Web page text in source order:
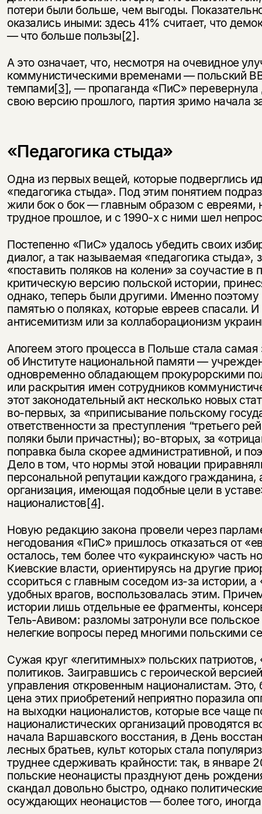
потери были больше, чем выгоды.
оказались иными: здесь 41% считает, что
— что больше пользы[2].
А это означает, что, несмотря на очевидное
коммунистическими временами — польский
темпами[3], — пропаганда «ПиС» перевернула
свою версию прошлого, партия зримо начала
«Педагогика стыда»
Одна из первых вещей, которые подверглись
«педагогика стыда». Под этим понятием
жили бок о бок — главным образом с
трудное прошлое, и с 1990-х с ними шел
Постепенно «ПиС» удалось убедить своих
диалог, а так называемая «педагогика
«поставить поляков на колени» за соучастие
критическую версию польской истории,
однако, теперь были другими. Именно
памятью о поляках, которые евреев спасали.
антисемитизм или за коллаборационизм
Апогеем этого процесса в Польше стала
об Институте национальной памяти —
одновременно обладающем прокурорскими
или раскрытия имен сотрудников
этот законодательный акт несколько новых
во-первых, за «приписывание польскому
ответственности за преступления “третьего
поляки были причастны); во-вторых, за
поправка была скорее административной, и
Дело в том, что нормы этой новации
персональной репутации каждого
организация, имеющая подобные цели в
националистов[4].
Новую редакцию закона провели через
негодования «ПиС» пришлось отказаться от
осталось, тем более что «украинскую» часть
Киевские власти, ориентируясь на другие
ссориться с главным соседом из-за истории,
удобных врагов, воспользовалась этим.
истории лишь отдельные ее фрагменты,
Тель-Авивом: разломы затронули все
нелегкие вопросы перед многими польскими
Сужая круг «легитимных» польских
политиков. Заигравшись с героической
управления откровенным националистам.
цена этих приобретений неприятно поразила
на выходки националистов, которые все чаще
националистических организаций
начала Варшавского восстания, в День
лесных братьев, культ которых стала
труднее сдерживать крайности: так, в январе
польские неонацисты празднуют день
скандал довольно быстро, однако
осуждающих неонацистов — более того,
Подписка на рассылку
Раз в неделю мы отправляем рассылку
За подписку дарим промокод на
скидку 15%
Я соглашаюсь с Политикой конфиденциальности
подписаться
Этой книги временно
нет в продаже.
Вы можете подписаться на
уведомления, и при поступлении книги
электронный адрес.
Я соглашаюсь сПолитикой конфиденциальности
подписаться
Эта книга
не предназначена для
несовершеннолетних
Скажите, пожалуйста,
вам уже исполнилось 18 лет?
да
нет, вернуться назад